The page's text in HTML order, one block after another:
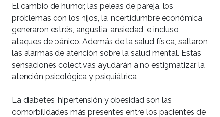
El cambio de humor, las peleas de pareja, los
problemas con los hijos, la incertidumbre económica
generaron estrés, angustia, ansiedad, e incluso
ataques de pánico. Además de la salud física, saltaron
las alarmas de atención sobre la salud mental. Estas
sensaciones colectivas ayudarán a no estigmatizar la
atención psicológica y psiquiátrica
La diabetes, hipertensión y obesidad son las
comorbilidades más presentes entre los pacientes de